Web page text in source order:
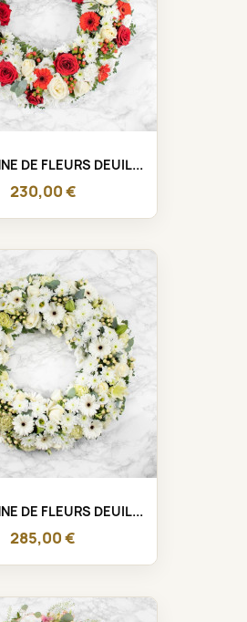
DE FLEURS DEUIL...
230,00 €
DE FLEURS DEUIL...
285,00 €